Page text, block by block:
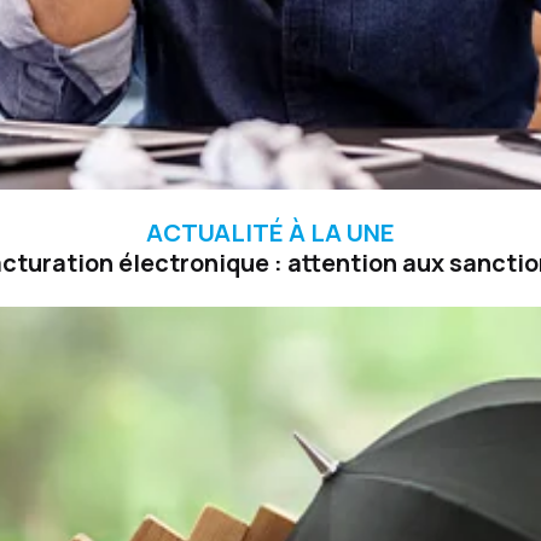
ACTUALITÉ À LA UNE
électronique : attention aux